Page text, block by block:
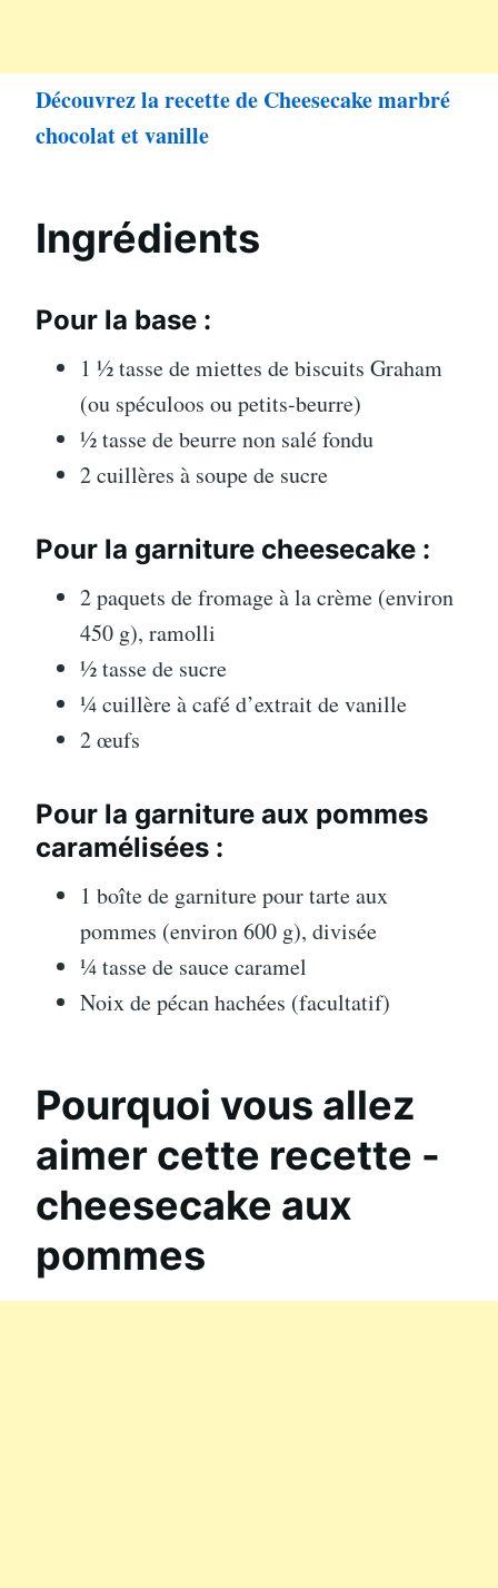
Découvrez la recette de Cheesecake marbré
chocolat et vanille
Ingrédients
Pour la base :
1 ½ tasse de miettes de biscuits Graham
(ou spéculoos ou petits-beurre)
½ tasse de beurre non salé fondu
2 cuillères à soupe de sucre
Pour la garniture cheesecake :
2 paquets de fromage à la crème (environ
450 g), ramolli
½ tasse de sucre
¼ cuillère à café d’extrait de vanille
2 œufs
Pour la garniture aux pommes
caramélisées :
1 boîte de garniture pour tarte aux
pommes (environ 600 g), divisée
¼ tasse de sauce caramel
Noix de pécan hachées (facultatif)
Pourquoi vous allez
aimer cette recette -
cheesecake aux
pommes